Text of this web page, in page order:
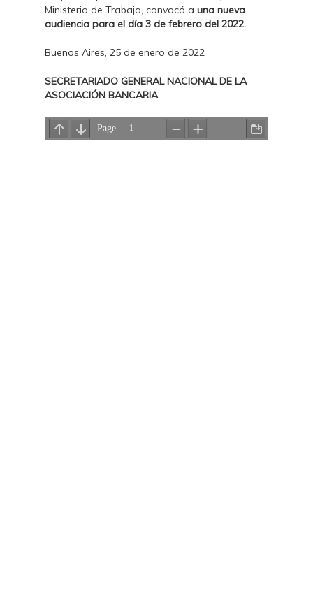
Ministerio de Trabajo, convocó a una nueva
audiencia para el día 3 de febrero del 2022.
Buenos Aires, 25 de enero de 2022
SECRETARIADO GENERAL NACIONAL DE LA
ASOCIACIÓN BANCARIA